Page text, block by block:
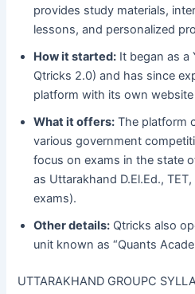
provides study materials,
lessons, and personalized
How it started: It began as a
Qtricks 2.0) and has since
platform with its own
What it offers: The platform
various government
focus on exams in the state
as Uttarakhand D.El.Ed.,
exams).
Other details: Qtricks also
unit known as “Quants
UTTARAKHAND GROUPC